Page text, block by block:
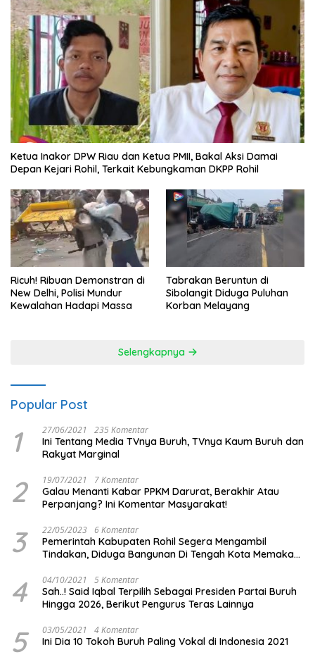
Ketua Inakor DPW Riau dan Ketua PMII, Bakal Aksi Damai
Depan Kejari Rohil, Terkait Kebungkaman DKPP Rohil
Ricuh! Ribuan Demonstran di
New Delhi, Polisi Mundur
Kewalahan Hadapi Massa
Tabrakan Beruntun di
Sibolangit Diduga Puluhan
Korban Melayang
Selengkapnya
Popular Post
1 27/06/2021 235 Komentar
Ini Tentang Media TVnya Buruh, TVnya Kaum Buruh dan
Rakyat Marginal
2 19/07/2021 7 Komentar
Galau Menanti Kabar PPKM Darurat, Berakhir Atau
Perpanjang? Ini Komentar Masyarakat!
3 22/05/2023 6 Komentar
Pemerintah Kabupaten Rohil Segera Mengambil
Tindakan, Diduga Bangunan Di Tengah Kota Memakan
4 04/10/2021 5 Komentar
Sah..! Said Iqbal Terpilih Sebagai Presiden Partai Buruh
Hingga 2026, Berikut Pengurus Teras Lainnya
5 03/05/2021 4 Komentar
Ini Dia 10 Tokoh Buruh Paling Vokal di Indonesia 2021